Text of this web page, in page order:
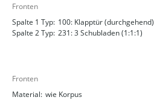
Fronten
Spalte 1 Typ: 100: Klapptür (durchgehend)
Spalte 2 Typ: 231: 3 Schubladen (1:1:1)
Fronten
Material: wie Korpus